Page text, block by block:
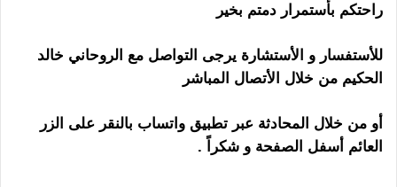
راحتكم بأستمرار دمتم بخير
للأستفسار و الأستشارة يرجى التواصل مع الروحاني خالد
الحكيم من خلال الأتصال المباشر
أو من خلال المحادثة عبر تطبيق واتساب بالنقر على الزر
العائم أسفل الصفحة و شكراً .